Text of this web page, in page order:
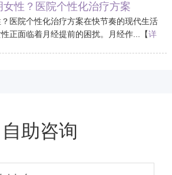
女性？医院个性化治疗方案
医院个性化治疗方案在快节奏的现代生活
正面临着月经提前的困扰。月经作...【详
自助咨询